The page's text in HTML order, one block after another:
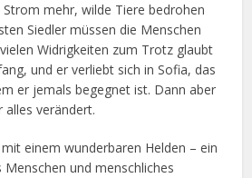
mehr, wilde Tiere bedrohen
Siedler müssen die Menschen
Widrigkeiten zum Trotz glaubt
und er verliebt sich in Sofia, das
er jemals begegnet ist. Dann aber
verändert.
einem wunderbaren Helden – ein
und menschliches